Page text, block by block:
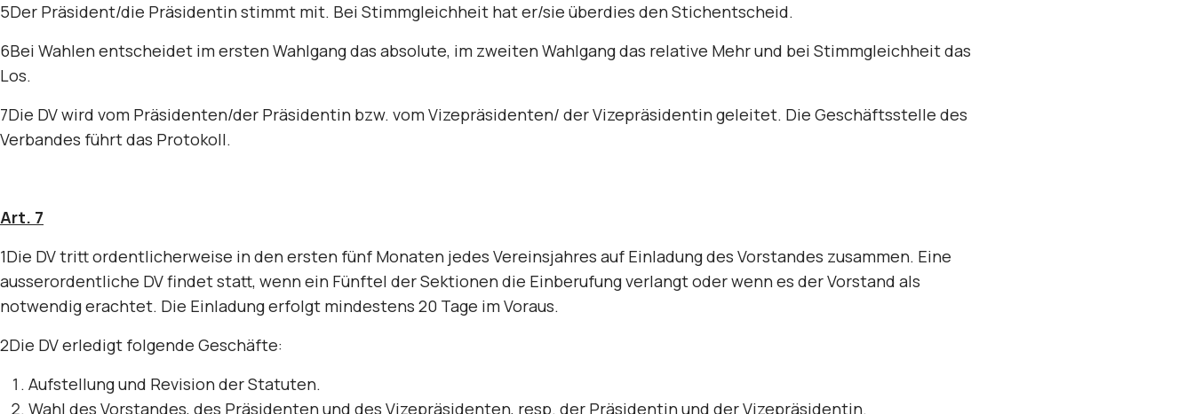
5Der Präsident/die Präsidentin stimmt mit. Bei Stimmgleichheit hat er/sie überdies den Stichentscheid.
6Bei Wahlen entscheidet im ersten Wahlgang das absolute, im zweiten Wahlgang das relative Mehr und bei Stimmgleichheit das
Los.
7Die DV wird vom Präsidenten/der Präsidentin bzw. vom Vizepräsidenten/ der Vizepräsidentin geleitet. Die Geschäftsstelle des
Verbandes führt das Protokoll.
Art. 7
1Die DV tritt ordentlicherweise in den ersten fünf Monaten jedes Vereinsjahres auf Einladung des Vorstandes zusammen. Eine
ausserordentliche DV findet statt, wenn ein Fünftel der Sektionen die Einberufung verlangt oder wenn es der Vorstand als
notwendig erachtet. Die Einladung erfolgt mindestens 20 Tage im Voraus.
2Die DV erledigt folgende Geschäfte:
Aufstellung und Revision der Statuten.
Wahl des Vorstandes, des Präsidenten und des Vizepräsi­denten, resp. der Präsidentin und der Vizepräsidentin.